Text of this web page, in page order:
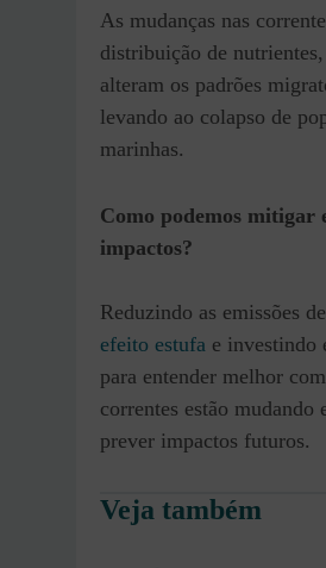
As mudanças nas
distribuição de
alteram os padrões
levando ao colapso de
marinhas.
Como podemos mitigar
impactos?
Reduzindo as emissões
efeito estufa e investindo
para entender melhor
correntes estão mudando
prever impactos futuros.
Veja também